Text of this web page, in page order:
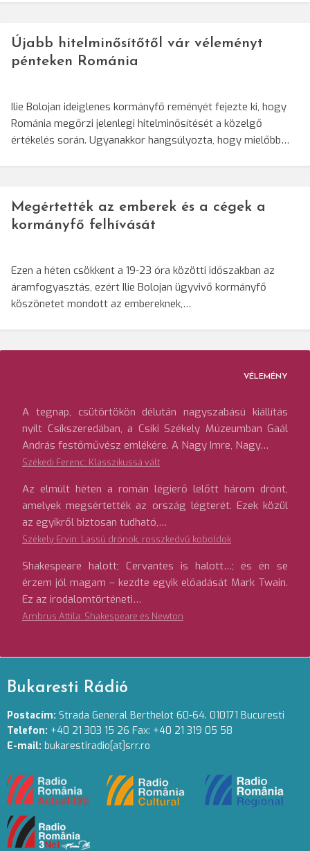
Újabb hitelminősítőtől vár véleményt
pénteken Románia
Ilie Bolojan ideiglenes kormányfő reményét fejezte ki, hogy
Románia megőrzi jelenlegi hitelminősítését a közelgő
értékelés során. Ugyanakkor hangsúlyozta, hogy mielőbb…
Megértették az emberek és a cégek a
kormányfő felhívását
Ezen a héten csökkent a 19-23 óra közötti időszakban az
áramfogyasztás, ezért Ilie Bolojan ügyvivő kormányfő
köszönetet mondott az embereknek,…
VÉLEMÉNY
A tegnap, csütörtökön délután nagyszabású kiállítás
nyílt Csíkszeredában, a Csíki Székely Múzeumban Gaál
András festőművész emlékére. A Nagy Imre, Nagy…
Székedi Ferenc: Klasszikussá vált
Az elmúlt héten a román légierő lelőtt három drónt,
amelyek megsértették az ország légterét. Ezek közül
az egyikről biztosan tudható,…
Székely Ervin: Lassú drónok, rosszkedvű koboldok
Shakespeare halott; Cervantes is halott…; és én se
érzem jól magam – kezdte egyik előadását Mark Twain.
Ez az irodalomtörténeti…
Ambrus Attila: Shakespeare és Newton
Bukaresti Rádió
Postacím: Strada General Berthelot 60-64. 010171 Bucuresti
Telefon: +40 21 303 15 26 Fax: +40 21 319 05 58
E-mail: bukarestiradio[at]srr.ro